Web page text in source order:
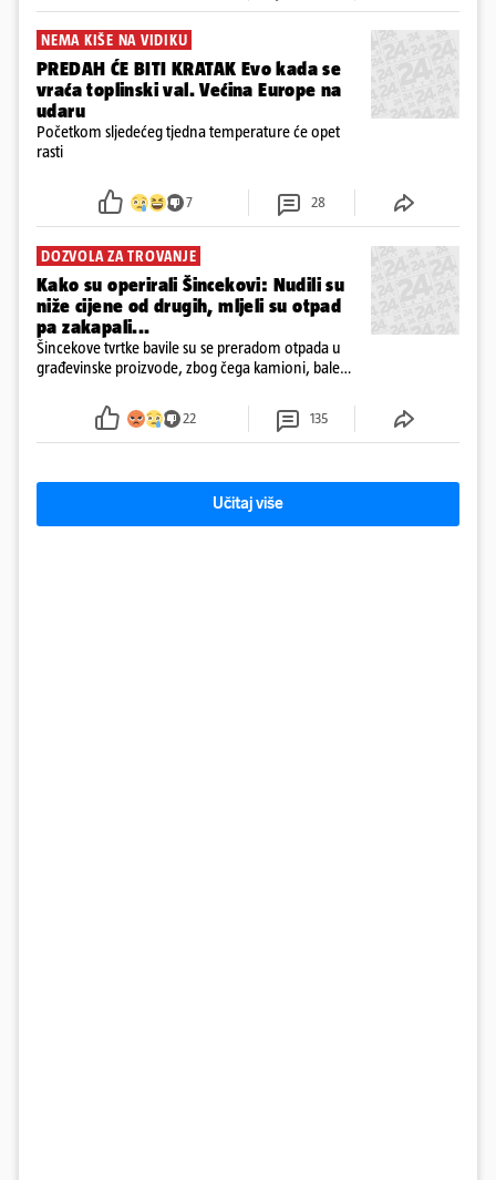
NEMA KIŠE NA VIDIKU
PREDAH ĆE BITI KRATAK Evo kada se
vraća toplinski val. Većina Europe na
udaru
Početkom sljedećeg tjedna temperature će opet
rasti
7 28
DOZVOLA ZA TROVANJE
Kako su operirali Šincekovi: Nudili su
niže cijene od drugih, mljeli su otpad
pa zakapali...
Šincekove tvrtke bavile su se preradom otpada u
građevinske proizvode, zbog čega kamioni, bale
22 135
Učitaj više